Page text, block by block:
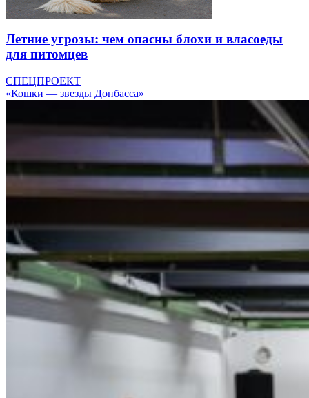
Летние угрозы: чем опасны блохи и власоеды
для питомцев
СПЕЦПРОЕКТ
«Кошки — звезды Донбасса»